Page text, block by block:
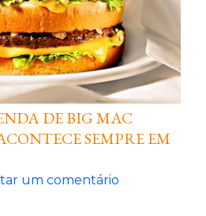
DE BIG MAC
SEMPRE EM
um comentário